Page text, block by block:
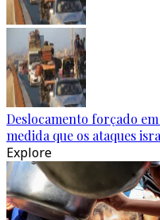
Deslocamento forçado
medida que os ataques
Explore